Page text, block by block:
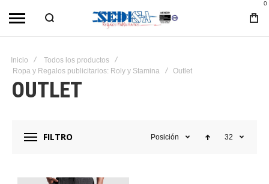
0
Inicio
Todos los productos
Ropa y Regalos publicitarios: Roly y Stamina
Outlet
OUTLET
FILTRO Posición 32